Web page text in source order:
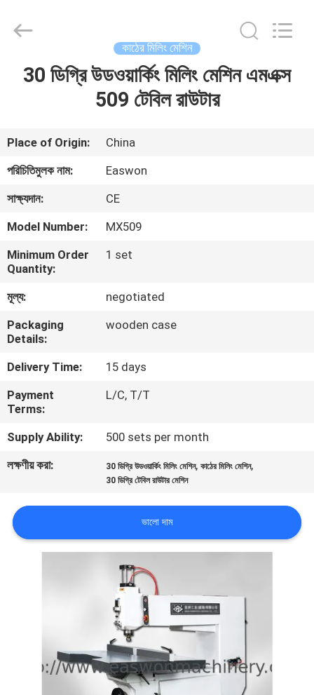
বাড়ি
আমাদের
সম্পর্কে
কারখানা
ভ্রমণ
মান
নিয়ন্ত্রণ
যোগাযোগ
করুন
খবর
জন্য
আবেদন
PRIVACY
POLICY
Export
Reserved.
কাঠের মিলিং মেশিন
30 ডিগ্রি উডওয়ার্কিং মিলিং মেশিন এমএক্স
509 টেবিল রাউটার
Place of Origin:
China
পরিচিতিমুলক নাম:
Easwon
সাক্ষ্যদান:
CE
Model Number:
MX509
Minimum Order
Quantity:
1 set
মূল্য:
negotiated
Packaging
Details:
wooden case
Delivery Time:
15 days
Payment
Terms:
L/C, T/T
Supply Ability:
500 sets per month
লক্ষণীয় করা:
30 ডিগ্রি উডওয়ার্কিং মিলিং মেশিন,কাঠের মিলিং মেশিন,
30 ডিগ্রি টেবিল রাউটার মেশিন
ভালো দাম